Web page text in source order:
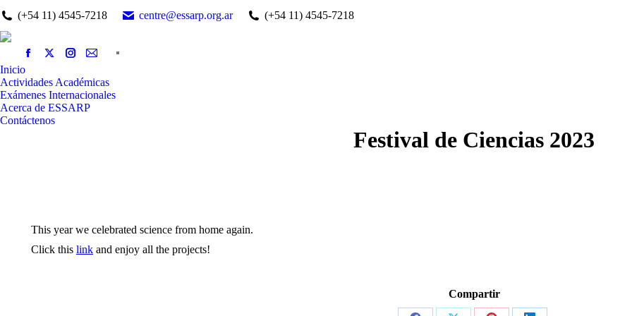
(+54 11) 4545-7218 centre@essarp.org.ar (+54 11) 4545-7218
Inicio
Actividades Académicas
Exámenes Internacionales
Acerca de ESSARP
Contáctenos
Festival de Ciencias 2023
This year we celebrated science from home again.
Click this link and enjoy all the projects!
Compartir